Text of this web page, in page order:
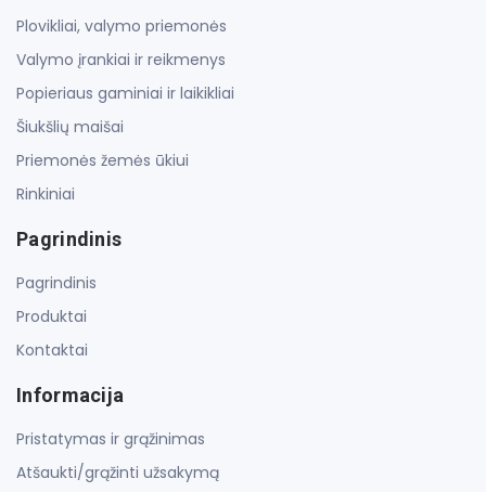
Plovikliai, valymo priemonės
Valymo įrankiai ir reikmenys
Popieriaus gaminiai ir laikikliai
Šiukšlių maišai
Priemonės žemės ūkiui
Rinkiniai
Pagrindinis
Pagrindinis
Produktai
Kontaktai
Informacija
Pristatymas ir grąžinimas
Atšaukti/grąžinti užsakymą